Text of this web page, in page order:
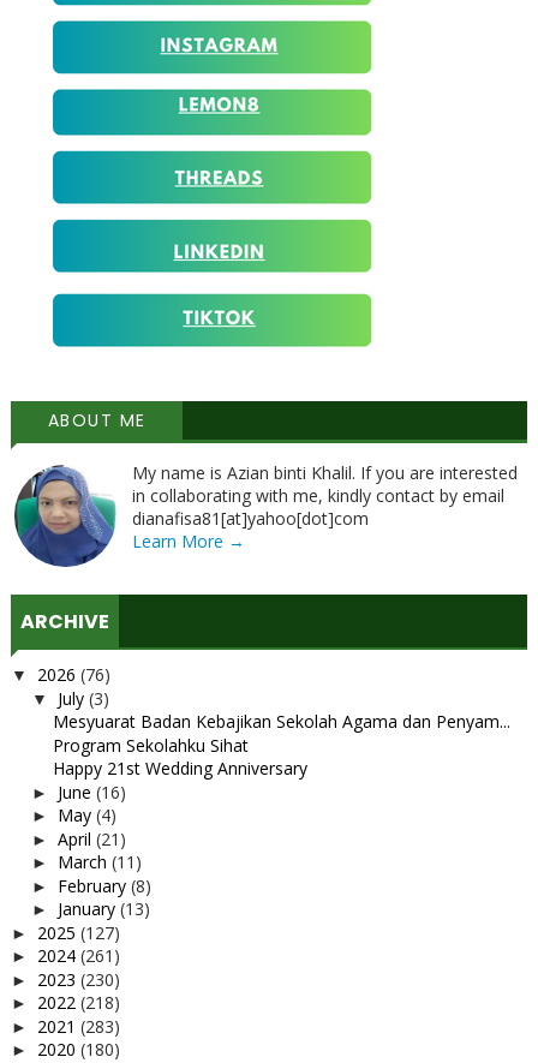
ABOUT ME
My name is Azian binti Khalil. If you are interested
in collaborating with me, kindly contact by email
dianafisa81[at]yahoo[dot]com
Learn More →
ARCHIVE
▼ 2026 (76)
▼ July (3)
Mesyuarat Badan Kebajikan Sekolah Agama dan Penyam...
Program Sekolahku Sihat
Happy 21st Wedding Anniversary
► June (16)
► May (4)
► April (21)
► March (11)
► February (8)
► January (13)
► 2025 (127)
► 2024 (261)
► 2023 (230)
► 2022 (218)
► 2021 (283)
► 2020 (180)